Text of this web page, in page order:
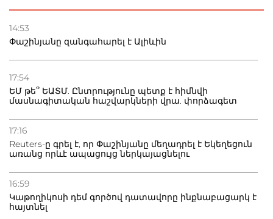
14:53
Փաշինյանը զանգահարել է Ալիևին
17:54
ԵՄ թե՞ ԵԱՏՄ. Ընտրությունը պետք է հիմնվի
մասնագիտական հաշվարկների վրա. փորձագետ
17:16
Reuters-ը գրել է, որ Փաշինյանը մեղադրել է Եկեղեցուն
առանց որևէ ապացույց ներկայացնելու
16:59
Կաթողիկոսի դեմ գործով դատավորը ինքնաբացարկ է
հայտնել
22.07.2026
տուժածներ կան
21.07.2026
Դատվածություն ունեցող միգրանտներին կարգելվի
բնակվել Ռուսաստանում
20.07.2026
Բաքվի բանտից գեներալ Մանուկյանը դիմել է
Փաշինյանին